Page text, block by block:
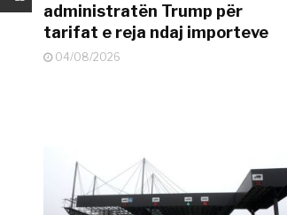
administratën Trump për
tarifat e reja ndaj importeve
04/08/2026